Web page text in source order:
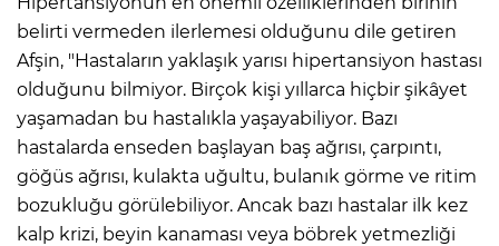
belirti vermeden ilerlemesi olduğunu dile getiren
Afşin, "Hastaların yaklaşık yarısı hipertansiyon hastası
olduğunu bilmiyor. Birçok kişi yıllarca hiçbir şikâyet
yaşamadan bu hastalıkla yaşayabiliyor. Bazı
hastalarda enseden başlayan baş ağrısı, çarpıntı,
göğüs ağrısı, kulakta uğultu, bulanık görme ve ritim
bozukluğu görülebiliyor. Ancak bazı hastalar ilk kez
kalp krizi, beyin kanaması veya böbrek yetmezliği